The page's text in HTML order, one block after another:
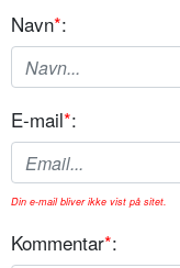
Navn*:
E-mail*:
Din e-mail bliver ikke vist på sitet.
Kommentar*: